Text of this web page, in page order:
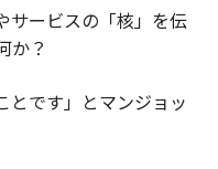
サービスの「核」を伝
か？
とです」とマンジョッ